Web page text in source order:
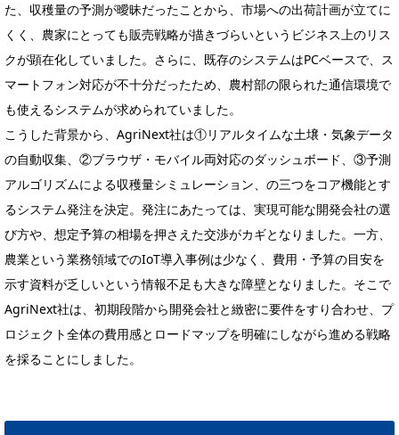
た、収穫量の予測が曖昧だったことから、市場への出荷計画が立てに
くく、農家にとっても販売戦略が描きづらいというビジネス上のリス
クが顕在化していました。さらに、既存のシステムはPCベースで、ス
マートフォン対応が不十分だったため、農村部の限られた通信環境で
も使えるシステムが求められていました。
こうした背景から、AgriNext社は①リアルタイムな土壌・気象データ
の自動収集、②ブラウザ・モバイル両対応のダッシュボード、③予測
アルゴリズムによる収穫量シミュレーション、の三つをコア機能とす
るシステム発注を決定。発注にあたっては、実現可能な開発会社の選
び方や、想定予算の相場を押さえた交渉がカギとなりました。一方、
農業という業務領域でのIoT導入事例は少なく、費用・予算の目安を
示す資料が乏しいという情報不足も大きな障壁となりました。そこで
AgriNext社は、初期段階から開発会社と緻密に要件をすり合わせ、プ
ロジェクト全体の費用感とロードマップを明確にしながら進める戦略
を採ることにしました。